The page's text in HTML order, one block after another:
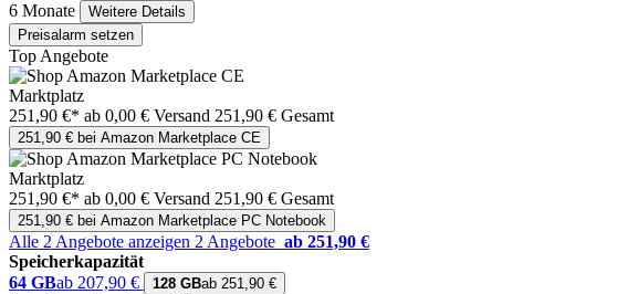
6 Monate
Weitere Details
Preisalarm setzen
Top Angebote
Marktplatz
251,90 €* ab 0,00 € Versand 251,90 € Gesamt
251,90 € bei Amazon Marketplace CE
Marktplatz
251,90 €* ab 0,00 € Versand 251,90 € Gesamt
251,90 € bei Amazon Marketplace PC Notebook
Alle 2 Angebote anzeigen 2 Angebote ab 251,90 €
Speicherkapazität
64 GBab 207,90 € 128 GBab 251,90 €